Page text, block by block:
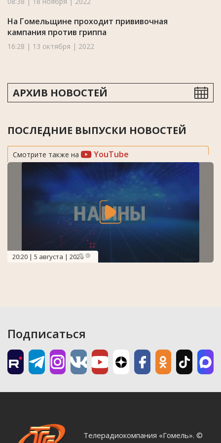
На Гомельщине проходит прививочная
кампания против гриппа
16:28 | 13 октября | 2022
АРХИВ НОВОСТЕЙ
ПОСЛЕДНИЕ ВЫПУСКИ НОВОСТЕЙ
Смотрите также на YouTube
20:20 | 5 августа | 2026
Подписаться
Телерадиокомпания «Гомель». ©